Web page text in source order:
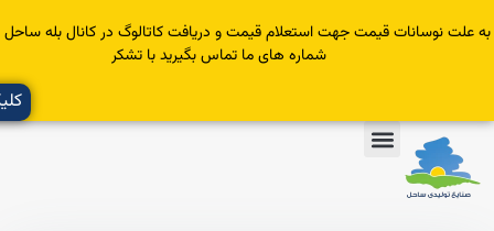
قیمت جهت استعلام قیمت و دریافت کاتالوگ در کانال بله ساحل عضو یا با
شماره های ما تماس بگیرید با تشکر
کلیک کنید